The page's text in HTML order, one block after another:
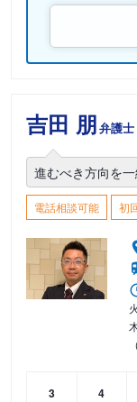
吉田 朋弁護士
進むべき方向を
電話相談可能 初
3
4